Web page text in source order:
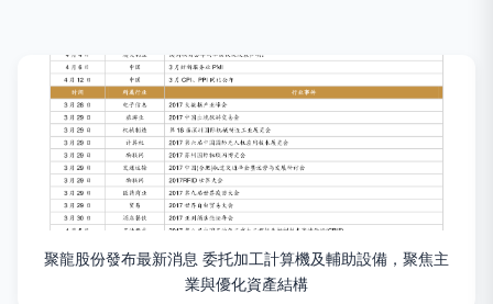
聚龍股份發布最新消息 委托加工計算機及輔助設備，聚焦主
業與優化資產結構